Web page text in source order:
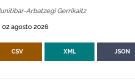
Arbatzegi Gerrikaitz
agosto 2026
CSV XML JSON